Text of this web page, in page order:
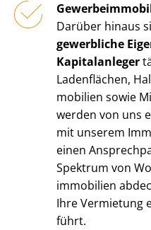
Darüber hinaus
gewerbliche
Kapitalanleger
Ladenflächen,
mo­bi­li­en sowie
werden von uns
mit unserem
einen
Spektrum von
im­mo­bi­li­en
Ihre Vermietung
führt.